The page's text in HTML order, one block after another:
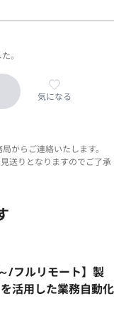
。
気になる
からご連絡いたします。
送りとなりますのでご了承
/フルリモート】製
活用した業務自動化